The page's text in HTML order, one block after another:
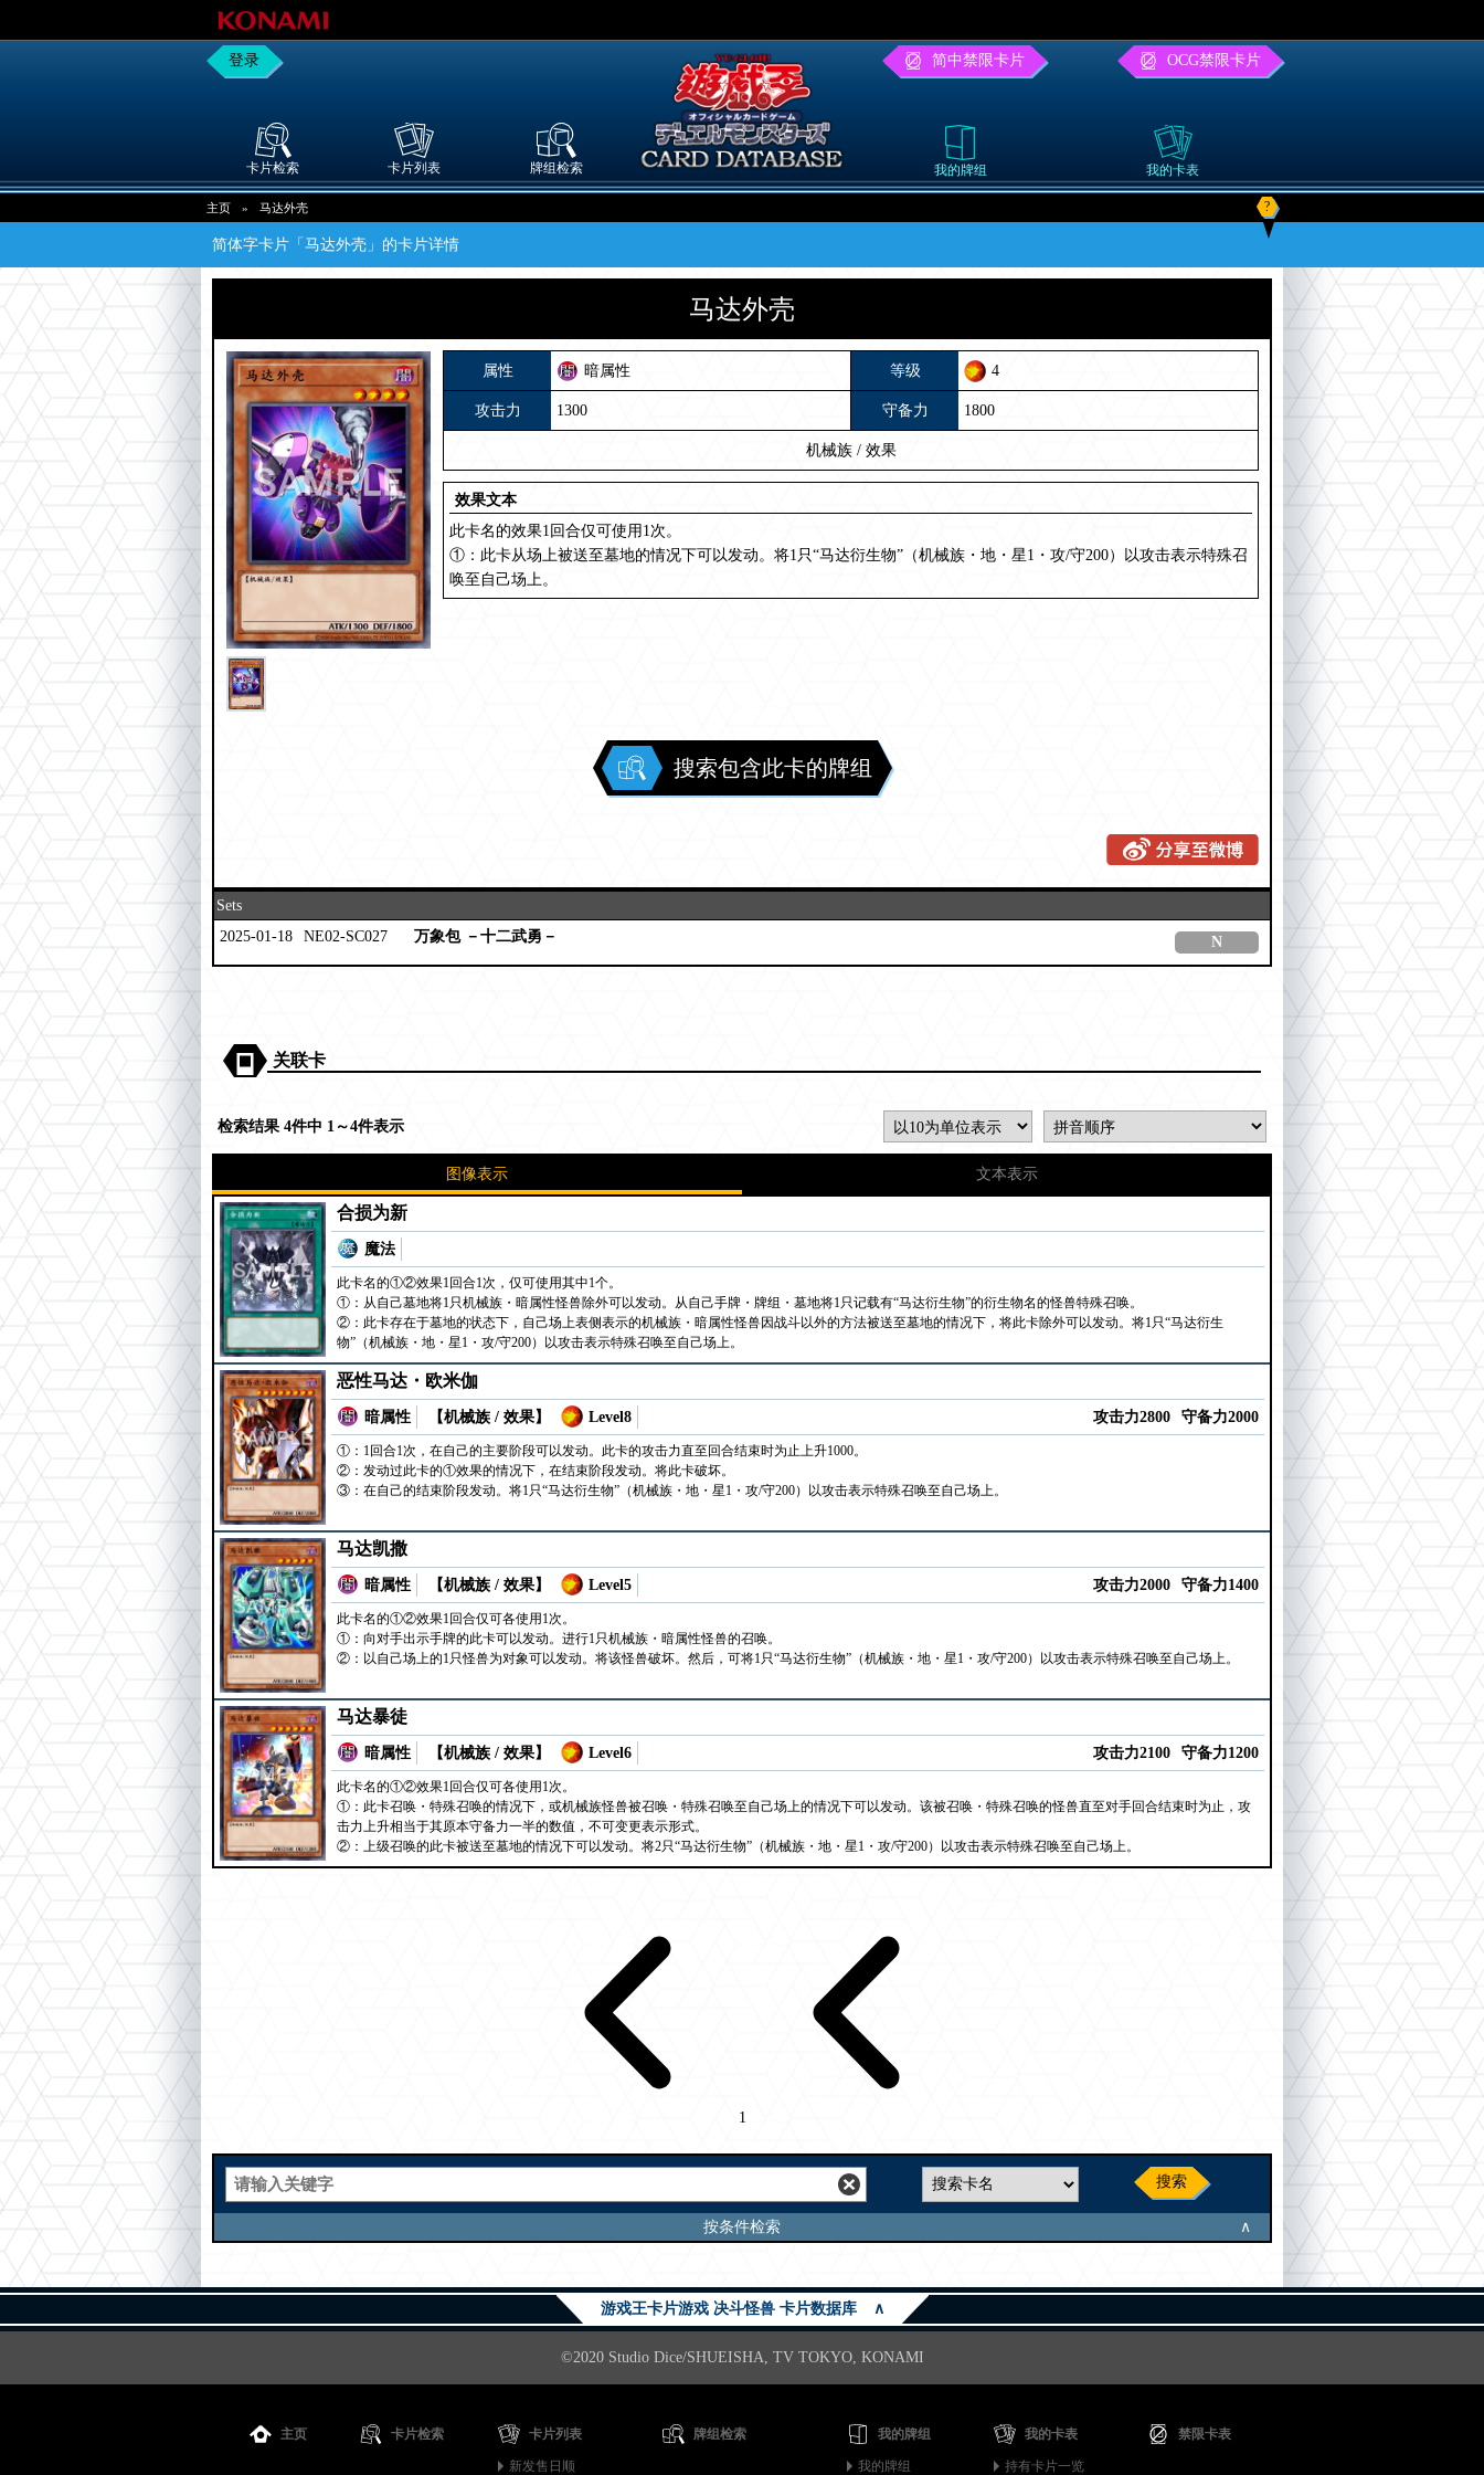
登录 简中禁限卡片 OCG禁限卡片
卡片检索 卡片列表 牌组检索 我的牌组 我的卡表
主页 » 马达外壳 ?
简体字卡片「马达外壳」的卡片详情
马达外壳
属性 暗属性 等级 4
攻击力 1300 守备力 1800
机械族 / 效果
效果文本
此卡名的效果1回合仅可使用1次。
①：此卡从场上被送至墓地的情况下可以发动。将1只“马达衍生物”（机械族・地・星1・攻/守200）以攻击表示特殊召
唤至自己场上。
搜索包含此卡的牌组
Sets
2025-01-18
NE02-SC027 万象包 －十二武勇－ N
关联卡
检索结果 4件中 1～4件表示
图像表示 文本表示
合损为新
魔法
此卡名的①②效果1回合1次，仅可使用其中1个。
①：从自己墓地将1只机械族・暗属性怪兽除外可以发动。从自己手牌・牌组・墓地将1只记载有“马达衍生物”的衍生物名的怪兽特殊召唤。
②：此卡存在于墓地的状态下，自己场上表侧表示的机械族・暗属性怪兽因战斗以外的方法被送至墓地的情况下，将此卡除外可以发动。将1只“马达衍生
物”（机械族・地・星1・攻/守200）以攻击表示特殊召唤至自己场上。
恶性马达・欧米伽
暗属性 【机械族 / 效果】 Level8 攻击力2800 守备力2000
①：1回合1次，在自己的主要阶段可以发动。此卡的攻击力直至回合结束时为止上升1000。
②：发动过此卡的①效果的情况下，在结束阶段发动。将此卡破坏。
③：在自己的结束阶段发动。将1只“马达衍生物”（机械族・地・星1・攻/守200）以攻击表示特殊召唤至自己场上。
马达凯撒
暗属性 【机械族 / 效果】 Level5 攻击力2000 守备力1400
此卡名的①②效果1回合仅可各使用1次。
①：向对手出示手牌的此卡可以发动。进行1只机械族・暗属性怪兽的召唤。
②：以自己场上的1只怪兽为对象可以发动。将该怪兽破坏。然后，可将1只“马达衍生物”（机械族・地・星1・攻/守200）以攻击表示特殊召唤至自己场上。
马达暴徒
暗属性 【机械族 / 效果】 Level6 攻击力2100 守备力1200
此卡名的①②效果1回合仅可各使用1次。
①：此卡召唤・特殊召唤的情况下，或机械族怪兽被召唤・特殊召唤至自己场上的情况下可以发动。该被召唤・特殊召唤的怪兽直至对手回合结束时为止，攻
击力上升相当于其原本守备力一半的数值，不可变更表示形式。
②：上级召唤的此卡被送至墓地的情况下可以发动。将2只“马达衍生物”（机械族・地・星1・攻/守200）以攻击表示特殊召唤至自己场上。
1
搜索
按条件检索 ∧
游戏王卡片游戏 决斗怪兽 卡片数据库 ∧
©2020 Studio Dice/SHUEISHA, TV TOKYO, KONAMI
主页 卡片检索 卡片列表
新发售日顺
牌组检索 我的牌组
我的牌组
我的卡表
持有卡片一览
禁限卡表